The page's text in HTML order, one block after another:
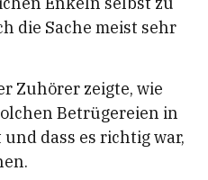
die Sache meist sehr
Zuhörer zeigte, wie
Betrügereien in
dass es richtig war,